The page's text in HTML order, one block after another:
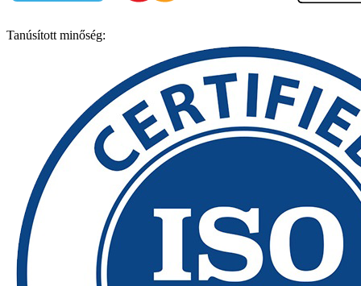
Tanúsított minőség: